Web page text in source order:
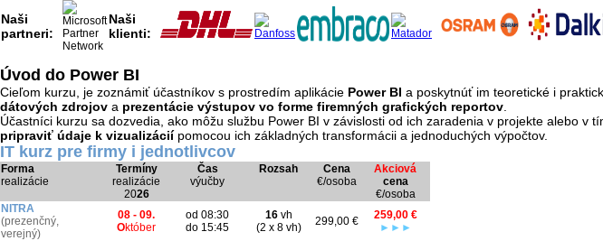
Naši
partneri:
Naši
klienti:
Úvod do Power BI
Cieľom kurzu, je zoznámiť účastníkov s prostredím aplikácie Power BI a poskytnúť im teoretické i
dátových zdrojov a prezentácie výstupov vo forme firemných grafických reportov
Účastníci kurzu sa dozvedia, ako môžu službu Power BI v závislosti od ich zaradenia v projekte alebo v
pripraviť údaje k vizualizácií pomocou ich základných transformácii a jednoduchých výpočtov.
IT kurz pre firmy i jednotlivcov
Forma
realizácie
Termíny
realizácie
2026
Čas
výučby
Rozsah
Cena
€/osoba
Akciová
cena
€/osoba
NITRA
(prezenčný,
verejný)
08 - 09.
Október
od 08:30
do 15:45
16vh
(2 x 8 vh)
299,00 €
259,00 €
► ►►